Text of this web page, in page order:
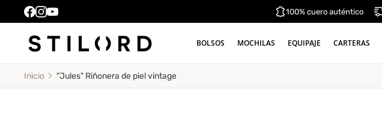
100% cuero auténtico
BOLSOS MOCHILAS EQUIPAJE CARTERAS
Inicio "Jules" Riñonera de piel vintage